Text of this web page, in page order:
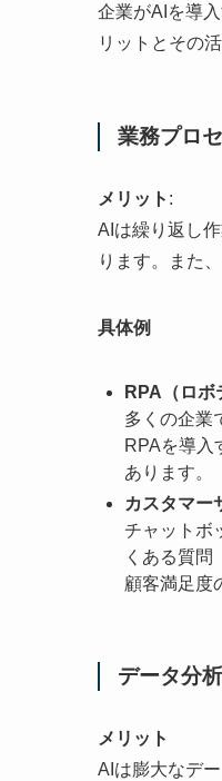
企業がAIを導
リットとその
業務プロ
メリット :
AIは繰り返し
ります。また
具体例
RPA（ロボ
多くの企業
RPAを導入
あります。
カスタマー
チャットボ
くある質問
顧客満足度
データ分
メリット
AIは膨大なデ